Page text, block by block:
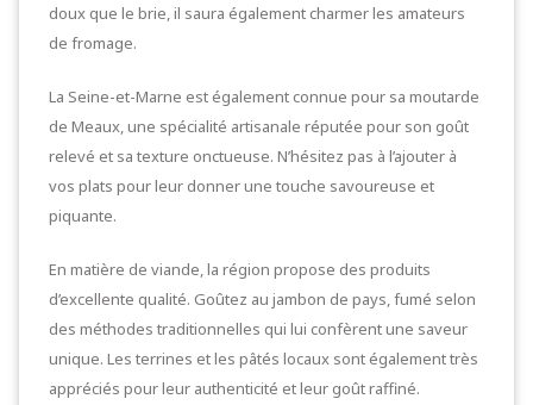
doux que le brie, il saura également charmer les amateurs
de fromage.
La Seine-et-Marne est également connue pour sa moutarde
de Meaux, une spécialité artisanale réputée pour son goût
relevé et sa texture onctueuse. N’hésitez pas à l’ajouter à
vos plats pour leur donner une touche savoureuse et
piquante.
En matière de viande, la région propose des produits
d’excellente qualité. Goûtez au jambon de pays, fumé selon
des méthodes traditionnelles qui lui confèrent une saveur
unique. Les terrines et les pâtés locaux sont également très
appréciés pour leur authenticité et leur goût raffiné.